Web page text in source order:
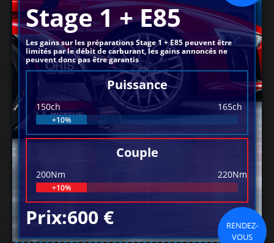
Stage 1 + E85
Les gains sur les préparations Stage 1 + E85 peuvent être
limités par le débit de carburant, les gains annoncés ne
peuvent donc pas être garantis
Puissance
150ch 165ch
+10%
Couple
200Nm 220Nm
+10%
Prix:600 €
RENDEZ-
VOUS